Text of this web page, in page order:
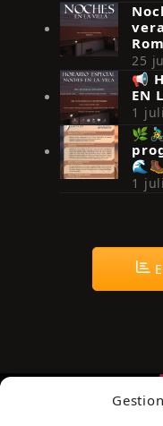
25
📢
EN
1
1